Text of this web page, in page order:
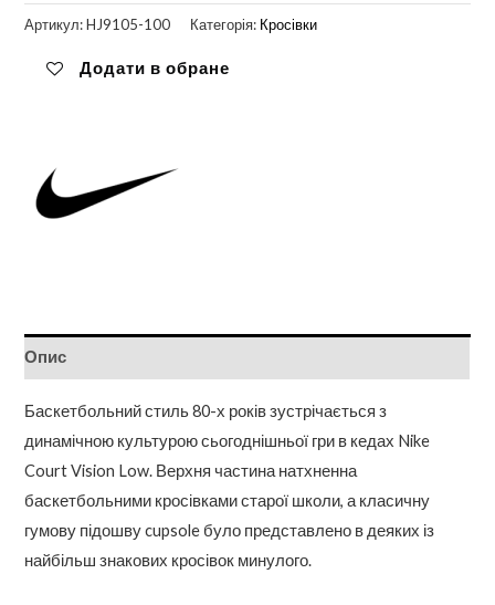
Артикул:HJ9105-100 Категорія: Кросівки
Додати в обране
Опис
Баскетбольний стиль 80-х років зустрічається з
динамічною культурою сьогоднішньої гри в кедах Nike
Court Vision Low. Верхня частина натхненна
баскетбольними кросівками старої школи, а класичну
гумову підошву cupsole було представлено в деяких із
найбільш знакових кросівок минулого.